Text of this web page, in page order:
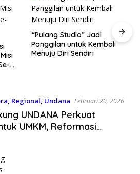
“Pulang Studio” Jadi
Panggilan untuk Kembali
Menuju Diri Sendiri
, Regional, Undana Februari 20, 2026
UNDANA Perkuat
UMKM, Reformasi